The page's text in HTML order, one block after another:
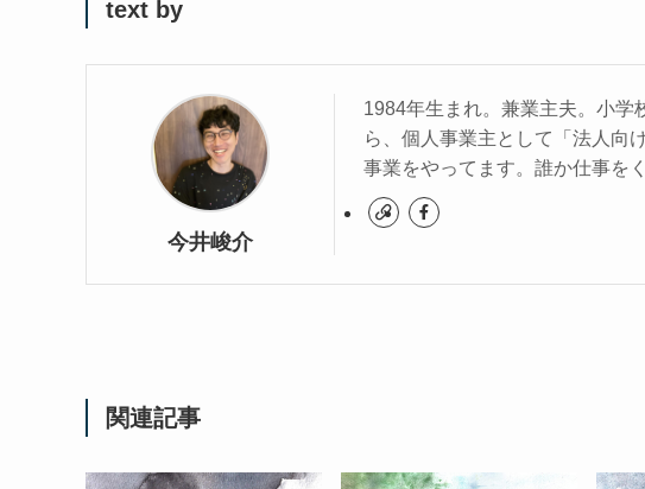
text by
今井峻介
1984年生まれ。兼業主夫。小学
ら、個人事業主として「法人向
事業をやってます。誰か仕事を
関連記事